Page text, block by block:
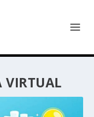
VIRTUAL